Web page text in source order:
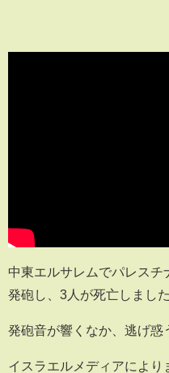
中東エルサレムでパレスチ
発砲し、3人が死亡しました
発砲音が響くなか、逃げ惑
イスラエルメディアにより